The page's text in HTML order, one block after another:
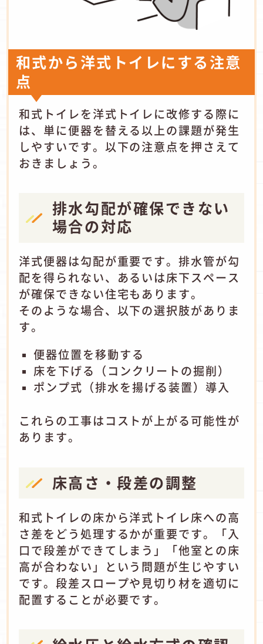
和式から洋式トイレにする注意
点
和式トイレを洋式トイレに改修する際に
は、単に便器を替える以上の課題が発生
しやすいです。以下の注意点を押さえて
おきましょう。
排水勾配が確保できない
場合の対応
洋式便器は勾配が重要です。排水管が勾
配を得られない、あるいは床下スペース
が確保できない住宅もあります。
そのような場合、以下の選択肢がありま
す。
便器位置を移動する
床を下げる（コンクリートの掘削）
ポンプ式（排水を揚げる装置）導入
これらの工事はコストが上がる可能性が
あります。
床高さ・段差の調整
和式トイレの床から洋式トイレ床への高
さ差をどう処理するかが重要です。「入
口で段差ができてしまう」「他室との床
高が合わない」という問題が生じやすい
です。段差スロープや見切り材を適切に
配置することが必要です。